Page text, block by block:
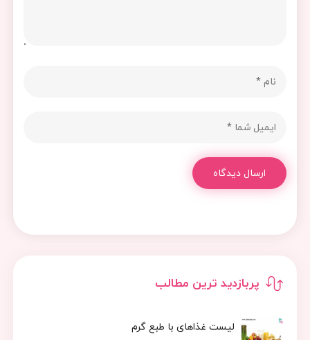
پربازدید ترین مطالب
لیست غذاهای با طبع گرم
ارسال دیدگاه